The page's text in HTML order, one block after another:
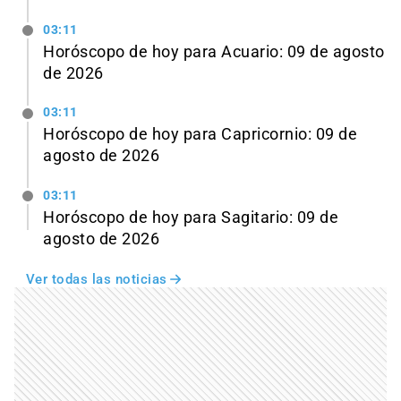
03:11
Horóscopo de hoy para Acuario: 09 de agosto
de 2026
03:11
Horóscopo de hoy para Capricornio: 09 de
agosto de 2026
03:11
Horóscopo de hoy para Sagitario: 09 de
agosto de 2026
Ver todas las noticias